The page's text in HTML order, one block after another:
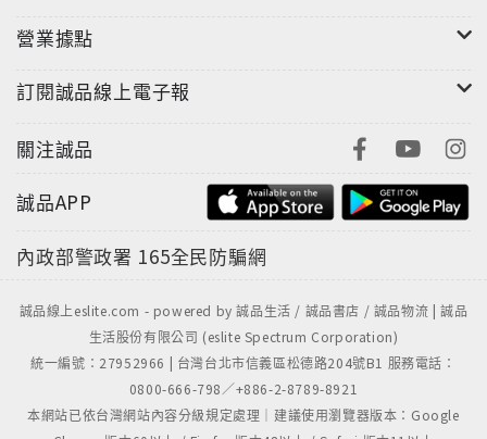
◎示範影片檔亦在書中製作成QR Code，方便有智慧型
生參加演說賽卻找不到好用的教材？
從本質上來看，參與演講比賽就是一次完整的語言學習
錄製的語音檔•上台演「說」。上述的每個步驟都是有
方法可依循的，跟著專業的評審，同時也是厲害的演說
家，讓參賽變成快樂的英語能力訓練吧！
營業據點
訂閱誠品線上電子報
關注誠品
誠品APP
內政部警政署 165全民防騙網
誠品線上eslite.com - powered by 誠品生活 / 誠品書店 / 誠品物流 | 誠品
生活股份有限公司 (eslite Spectrum Corporation)
統一編號：27952966 | 台灣台北市信義區松德路204號B1 服務電話：
0800-666-798／+886-2-8789-8921
本網站已依台灣網站內容分級規定處理｜建議使用瀏覽器版本：Google